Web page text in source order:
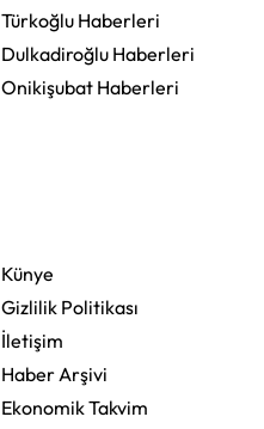
Türkoğlu Haberleri
Dulkadiroğlu Haberleri
Onikişubat Haberleri
Künye
Gizlilik Politikası
İletişim
Haber Arşivi
Ekonomik Takvim